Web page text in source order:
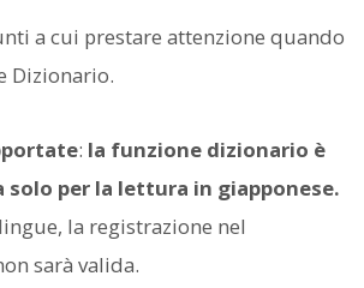
a cui prestare attenzione quando
Dizionario.
: la funzione dizionario è
solo per la lettura in giapponese.
la registrazione nel
sarà valida.